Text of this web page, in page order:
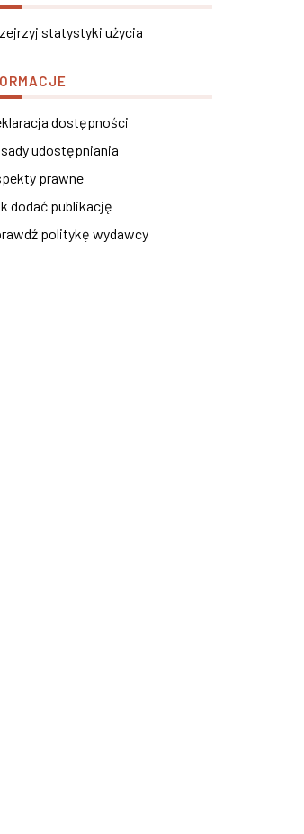
statystyki użycia
dostępności
udostępniania
prawne
dodać publikację
politykę wydawcy